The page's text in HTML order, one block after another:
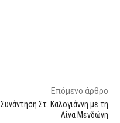
Επόμενο άρθρο
Συνάντηση Στ. Καλογιάννη με τη
Λίνα Μενδώνη